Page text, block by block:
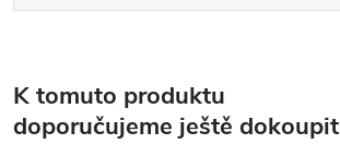
K tomuto produktu
doporučujeme ještě dokoupit